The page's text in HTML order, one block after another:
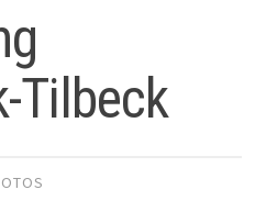
Tilbeck